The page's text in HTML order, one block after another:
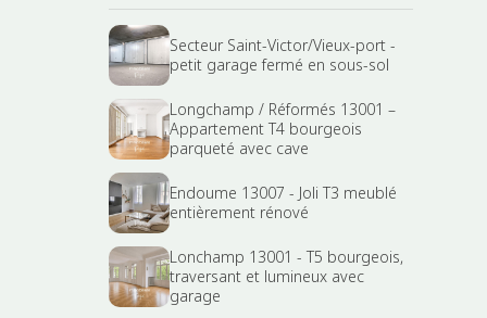
Secteur Saint-Victor/Vieux-port -
petit garage fermé en sous-sol
Longchamp / Réformés 13001 –
Appartement T4 bourgeois
parqueté avec cave
Endoume 13007 - Joli T3 meublé
entièrement rénové
Lonchamp 13001 - T5 bourgeois,
traversant et lumineux avec
garage